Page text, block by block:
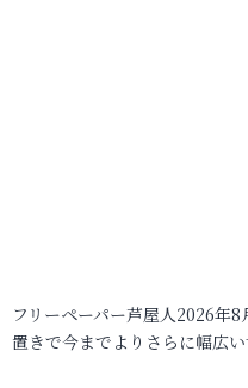
フリーペーパー芦屋人2026年
置きで今までよりさらに幅広